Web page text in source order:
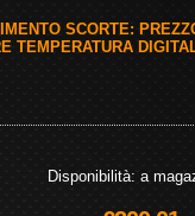
SCORTE:
TEMPERATURA
Disponibilità: a